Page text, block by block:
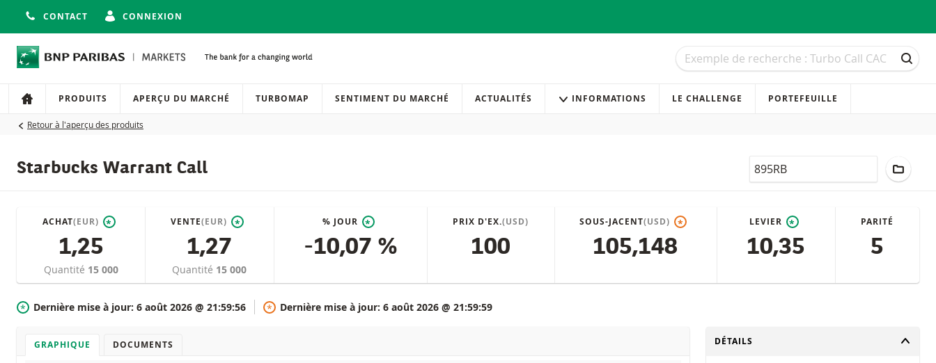
CONTACT CONNEXION
Recherche
Recherche
Navigation
Navigation sur le site
PRODUITS APERÇU DU MARCHÉ TURBOMAP SENTIMENT DU MARCHÉ ACTUALITÉS INFORMATIONS LE CHALLENGE PORTEFEUILLE
Retour à l'aperçu des produits
Starbucks Warrant Call LocalCode
ACHAT(EUR) *
1,25
Quantité 15 000
VENTE(EUR) *
1,27
Quantité 15 000
% JOUR *
-10,07 %
PRIX D'EX.(USD)
100
SOUS-JACENT(USD) *
105,148
LEVIER *
10,35
PARITÉ
5
* Dernière mise à jour: 6 août 2026 @ 21:59:56 * Dernière mise à jour: 6 août 2026 @ 21:59:59
GRAPHIQUE DOCUMENTS CHANGER
DÉTAILS